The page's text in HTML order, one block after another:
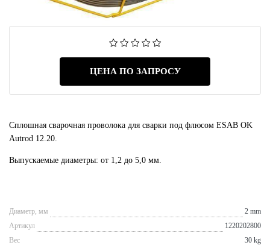
ЦЕНА ПО ЗАПРОСУ
Сплошная сварочная проволока для сварки под флюсом ESAB OK
Autrod 12.20.
Выпускаемые диаметры: от 1,2 до 5,0 мм.
Диаметр, мм
2 mm
Артикул
1220202800
Вес
30 kg